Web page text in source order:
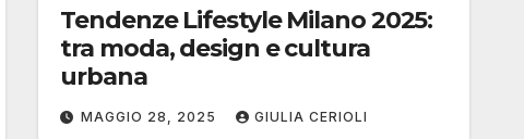
Tendenze Lifestyle Milano 2025:
tra moda, design e cultura
urbana
MAGGIO 28, 2025 GIULIA CERIOLI